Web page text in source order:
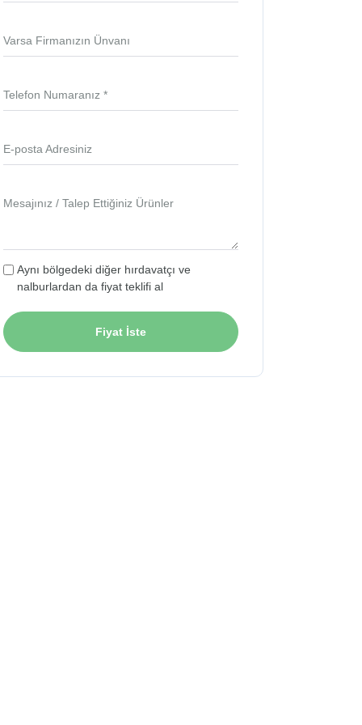
Varsa Firmanızın Ünvanı
Telefon Numaranız *
E-posta Adresiniz
Mesajınız / Talep Ettiğiniz Ürünler
Aynı bölgedeki diğer hırdavatçı ve
nalburlardan da fiyat teklifi al
Fiyat İste